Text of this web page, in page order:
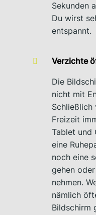
Sekunden
Du wirst
entspannt.
Verzichte
Die
nicht mit
Schließlich
Freizeit
Tablet und
eine
noch eine
gehen
nehmen.
nämlich
Bildschirm